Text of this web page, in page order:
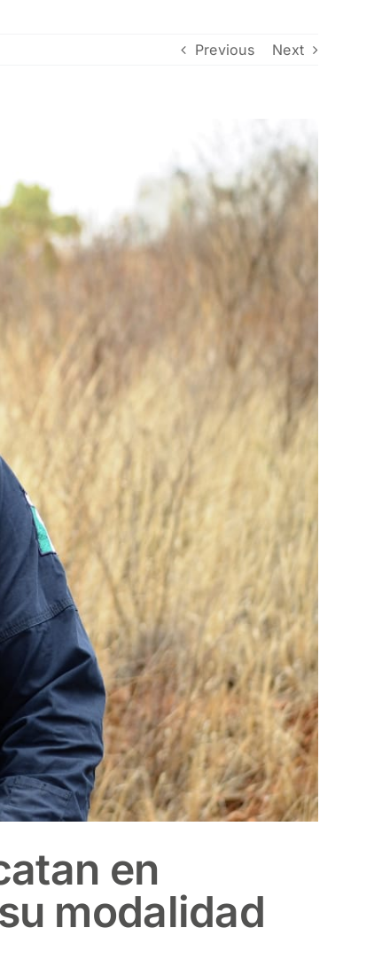
Previous Next
en
modalidad